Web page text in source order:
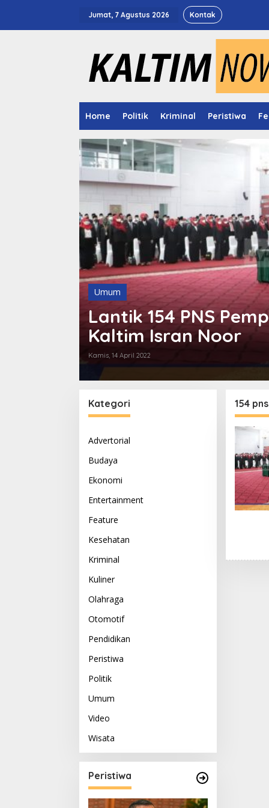
Jumat, 7 Agustus 2026 Kontak
Home Politik Kriminal Peristiwa
Umum
Lantik 154 PNS
Kaltim Isran Noor
Kamis, 14 April 2022
Kategori
Advertorial
Budaya
Ekonomi
Entertainment
Feature
Kesehatan
Kriminal
Kuliner
Olahraga
Otomotif
Pendidikan
Peristiwa
Politik
Umum
Video
Wisata
Peristiwa
154